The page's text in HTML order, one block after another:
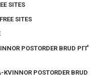
SITES
SITES
POSTORDER BRUD PГҐ
POSTORDER BRUD